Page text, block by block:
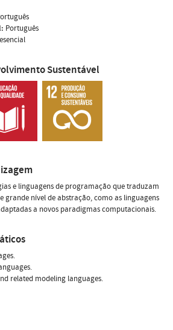
Português
Sustentável
e linguagens de programação que traduzam
grande nível de abstração, como as linguagens
a novos paradigmas computacionais.
related modeling languages.